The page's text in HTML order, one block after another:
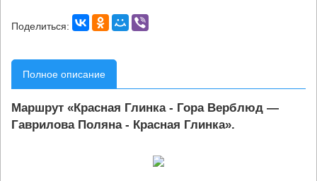
Поделиться:
Полное описание
Маршрут «Красная Глинка - Гора Верблюд —
Гаврилова Поляна - Красная Глинка».